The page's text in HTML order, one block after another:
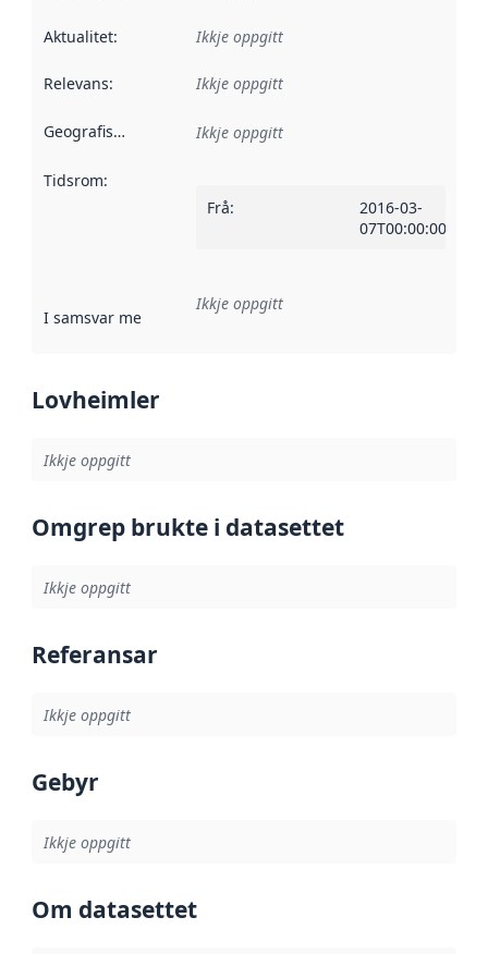
Aktualitet: Ikkje oppgitt
Relevans: Ikkje oppgitt
Geografisk område Ikkje oppgitt
Tidsrom:
Frå:
2016-03-
07T00:00:00Z
I samsvar med Referanse til ei implementeringsregel eller
Ikkje oppgitt
Lovheimler
Ikkje oppgitt
Omgrep brukte i datasettet
Ikkje oppgitt
Referansar
Ikkje oppgitt
Gebyr
Ikkje oppgitt
Om datasettet